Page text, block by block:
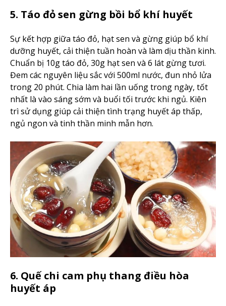
5. Táo đỏ sen gừng bồi bổ khí huyết
Sự kết hợp giữa táo đỏ, hạt sen và gừng giúp bổ khí
dưỡng huyết, cải thiện tuần hoàn và làm dịu thần kinh.
Chuẩn bị 10g táo đỏ, 30g hạt sen và 6 lát gừng tươi.
Đem các nguyên liệu sắc với 500ml nước, đun nhỏ lửa
trong 20 phút. Chia làm hai lần uống trong ngày, tốt
nhất là vào sáng sớm và buổi tối trước khi ngủ. Kiên
trì sử dụng giúp cải thiện tình trạng huyết áp thấp,
ngủ ngon và tinh thần minh mẫn hơn.
6. Quế chi cam phụ thang điều hòa
huyết áp